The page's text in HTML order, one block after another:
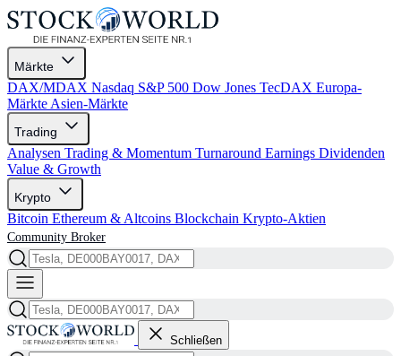
Märkte
DAX/MDAX Nasdaq S&P 500 Dow Jones TecDAX Europa-
Märkte Asien-Märkte
Trading
Analysen Trading & Momentum Turnaround Earnings Dividenden
Value & Growth
Krypto
Bitcoin Ethereum & Altcoins Blockchain Krypto-Aktien
Community Broker
Schließen